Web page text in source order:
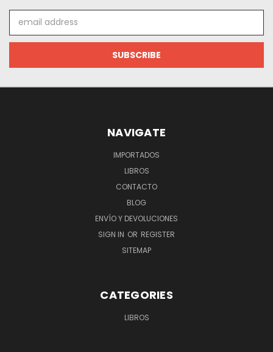
Address
NAVIGATE
IMPORTADOS
LIBROS
CONTACTO
BLOG
ENVÍO Y DEVOLUCIONES
SIGN IN OR REGISTER
SITEMAP
CATEGORIES
LIBROS